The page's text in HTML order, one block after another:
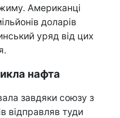
Американці
доларів
уряд від цих
нафта
завдяки союзу з
відправляв туди